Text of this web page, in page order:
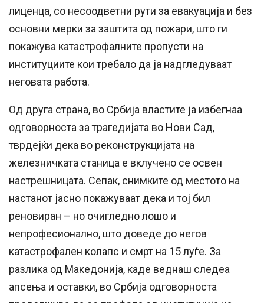
лиценца, со несоодветни рути за евакуација и без
основни мерки за заштита од пожари, што ги
покажува катастрофалните пропусти на
институциите кои требало да ја надгледуваат
неговата работа.
Од друга страна, во Србија властите ја избегнаа
одговорноста за трагедијата во Нови Сад,
тврдејќи дека во реконструкцијата на
железничката станица е вклучено се освен
настрешницата. Сепак, снимките од местото на
настанот јасно покажуваат дека и тој бил
реновиран – но очигледно лошо и
непрофесионално, што доведе до негов
катастрофален колапс и смрт на 15 луѓе. За
разлика од Македонија, каде веднаш следеа
апсења и оставки, во Србија одговорноста